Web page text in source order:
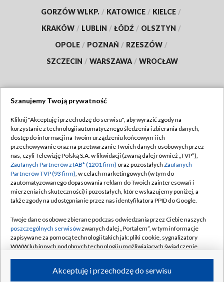
GORZÓW WLKP. / KATOWICE / KIELCE /
KRAKÓW / LUBLIN / ŁÓDŹ / OLSZTYN /
OPOLE / POZNAŃ / RZESZÓW /
SZCZECIN / WARSZAWA / WROCŁAW
TVP
Abonament TVP
Emisja w TVP
Centrum informacji TVP
Naziemna Telewizja Cyfrowa
Rada Programowa
System NOS
Informacje o nadawcy
Program dla prasy
Regulamin TVP
Polityka prywatności
Moje zgody
Pomoc
Kontakt
Kanały
Szanujemy Twoją prywatność
Kliknij "Akceptuję i przechodzę do serwisu", aby wyrazić zgody na
korzystanie z technologii automatycznego śledzenia i zbierania danych,
dostęp do informacji na Twoim urządzeniu końcowym i ich
przechowywanie oraz na przetwarzanie Twoich danych osobowych przez
nas, czyli Telewizję Polską S.A. w likwidacji (zwaną dalej również „TVP”),
Zaufanych Partnerów z IAB* (1201 firm) oraz pozostałych Zaufanych
Partnerów TVP (93 firm), w celach marketingowych (w tym do
zautomatyzowanego dopasowania reklam do Twoich zainteresowań i
mierzenia ich skuteczności) i pozostałych, które wskazujemy poniżej, a
także zgody na udostępnianie przez nas identyfikatora PPID do Google.
Twoje dane osobowe zbierane podczas odwiedzania przez Ciebie naszych
poszczególnych serwisówzwanych dalej „Portalem”, w tym informacje
zapisywane za pomocą technologii takich jak: pliki cookie, sygnalizatory
WWW lub innych podobnych technologii umożliwiających świadczenie
ruchu w Internecie.Akceptuję i przechodzę do serwisu